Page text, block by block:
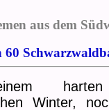
aus dem
60
Winter,